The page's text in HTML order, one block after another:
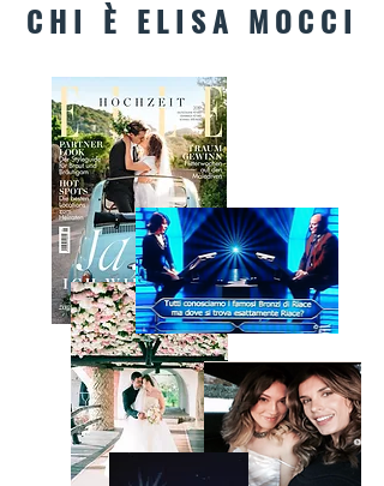
CHI È ELISA MOCCI